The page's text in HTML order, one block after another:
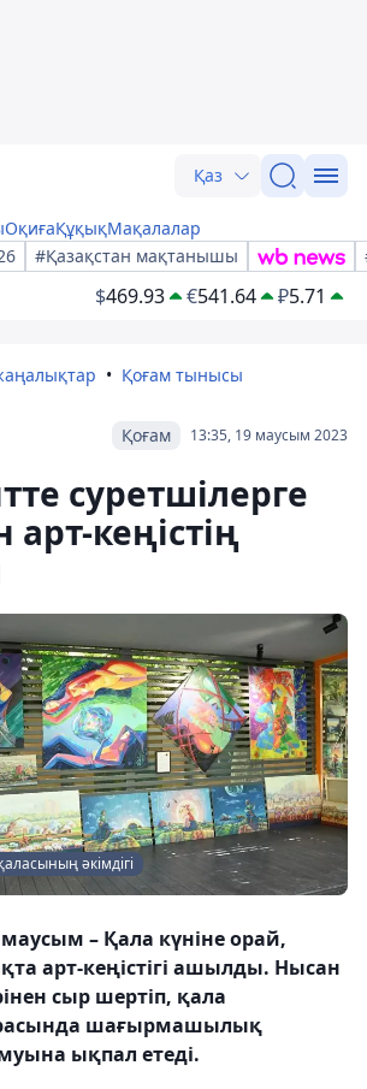
Қаз
ОқиғаҚұқықМақалалар
#Қазақстан мақтанышы
$469.93 €541.64 ₽5.71
Қоғам тынысы
13:35, 19 маусым 2023
Қоғам
суретшілерге
арт-кеңістің
әкімдігі
– Қала күніне орай,
арт-кеңістігі ашылды. Нысан
сыр шертіп, қала
шағырмашылық
ықпал етеді.